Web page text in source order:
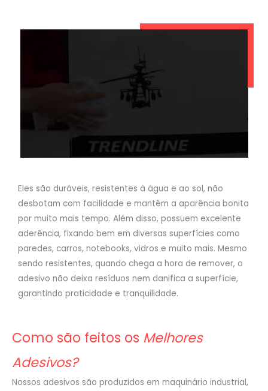
Eles são duráveis, resistentes à água e ao sol, não
desbotam com facilidade e mantêm a aparência bonita
por muito mais tempo. Além disso, possuem excelente
aderência, fixando bem em diversas superfícies como
paredes, carros, notebooks, vidros e muito mais. Mesmo
sendo resistentes, quando chega a hora de remover, o
adesivo não deixa resíduos nem danifica a superfície,
garantindo praticidade e tranquilidade.
Como são feitos os Melhores
Adesivos?
Nossos adesivos são produzidos em maquinário industrial,